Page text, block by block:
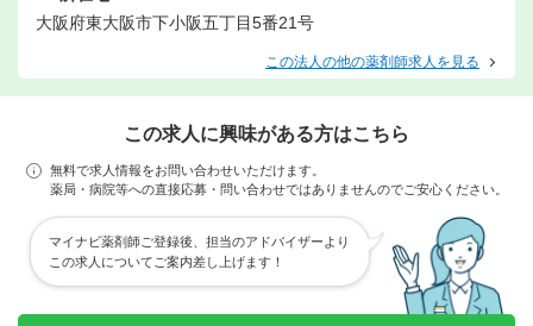
大阪府東大阪市下小阪五丁目5番21号
この法人の他の薬剤師求人を見る
この求人に興味がある方はこちら
無料で求人情報をお問い合わせいただけます。
薬局・病院等への直接応募・問い合わせではありませんのでご安心ください。
マイナビ薬剤師ご登録後、担当のアドバイザーより
この求人についてご案内差し上げます！